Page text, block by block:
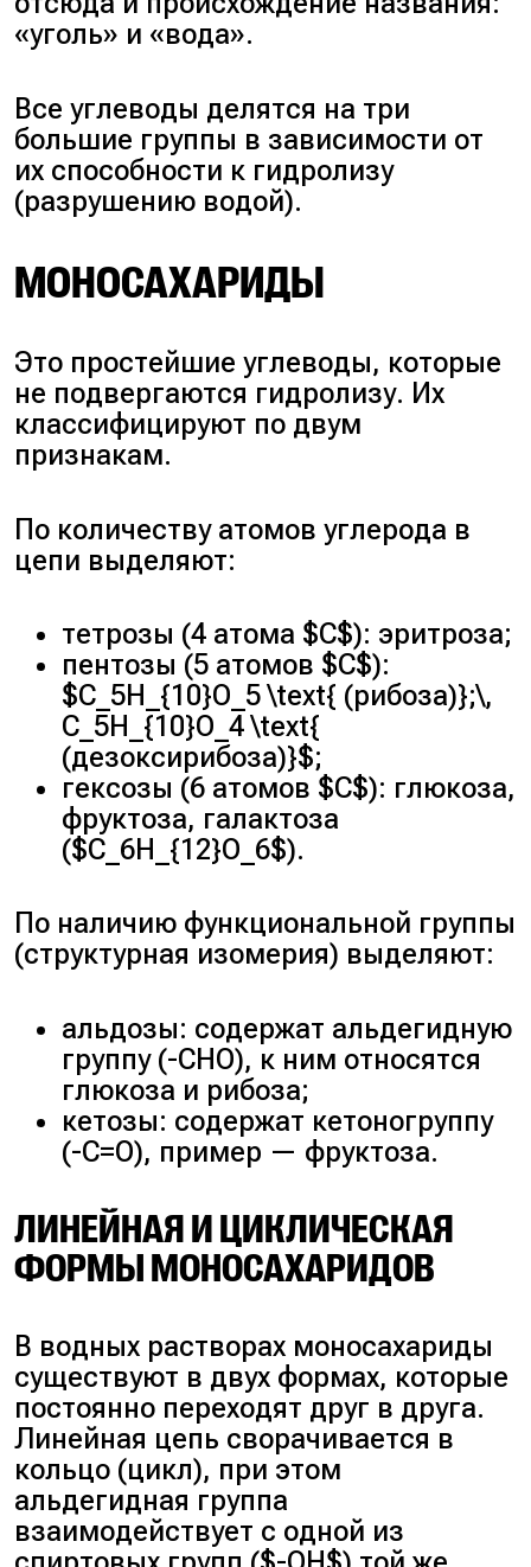
«уголь» и «вода».
Все углеводы делятся на три
большие группы в зависимости от
их способности к гидролизу
(разрушению водой).
МОНОСАХАРИДЫ
Это простейшие углеводы, которые
не подвергаются гидролизу. Их
классифицируют по двум
признакам.
По количеству атомов углерода в
цепи выделяют:
тетрозы (4 атома $C$): эритроза;
пентозы (5 атомов $C$):
$C_5H_{10}O_5 \text{ (рибоза)};\,
C_5H_{10}O_4 \text{
(дезоксирибоза)}$;
гексозы (6 атомов $C$): глюкоза,
фруктоза, галактоза
($C_6H_{12}O_6$).
По наличию функциональной группы
(структурная изомерия) выделяют:
альдозы: содержат альдегидную
группу (-CHO), к ним относятся
глюкоза и рибоза;
кетозы: содержат кетоногруппу
(-C=O), пример — фруктоза.
ЛИНЕЙНАЯ И ЦИКЛИЧЕСКАЯ
ФОРМЫ МОНОСАХАРИДОВ
В водных растворах моносахариды
существуют в двух формах, которые
постоянно переходят друг в друга.
Линейная цепь сворачивается в
кольцо (цикл), при этом
альдегидная группа
взаимодействует с одной из